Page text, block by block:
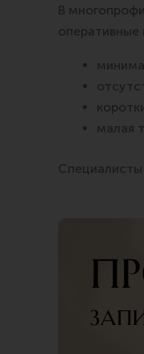
В
малая
Специалисты